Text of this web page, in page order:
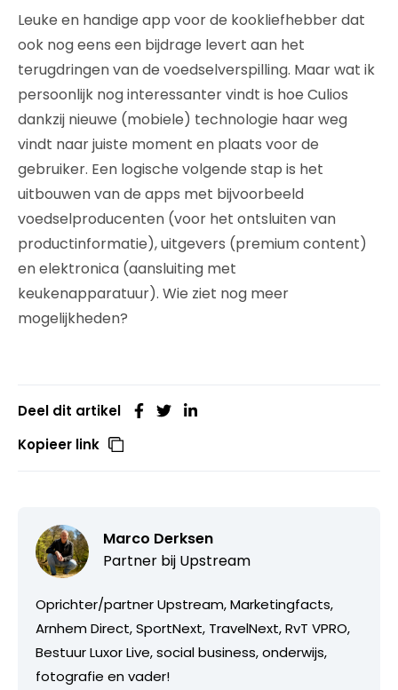
Leuke en handige app voor de kookliefhebber dat
ook nog eens een bijdrage levert aan het
terugdringen van de voedselverspilling. Maar wat ik
persoonlijk nog interessanter vindt is hoe Culios
dankzij nieuwe (mobiele) technologie haar weg
vindt naar juiste moment en plaats voor de
gebruiker. Een logische volgende stap is het
uitbouwen van de apps met bijvoorbeeld
voedselproducenten (voor het ontsluiten van
productinformatie), uitgevers (premium content)
en elektronica (aansluiting met
keukenapparatuur). Wie ziet nog meer
mogelijkheden?
Deel dit artikel
Kopieer link
Marco Derksen
Partner bij Upstream
Oprichter/partner Upstream, Marketingfacts,
Arnhem Direct, SportNext, TravelNext, RvT VPRO,
Bestuur Luxor Live, social business, onderwijs,
fotografie en vader!